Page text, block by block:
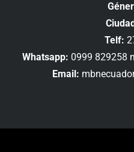
Telf:
Whatsapp: 0999 829258
Email: